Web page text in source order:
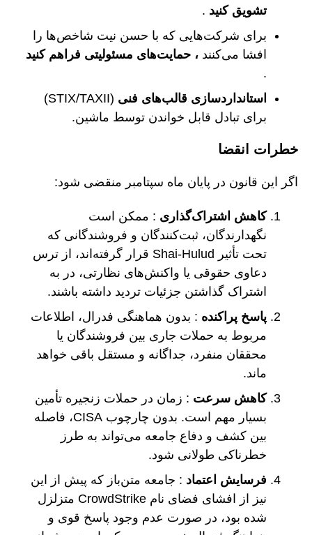
تشویق کنید .
برای شرکت‌هایی که با حسن نیت شاخص‌ها را
افشا می‌کنند ، حمایت‌های مسئولیتی فراهم کنید
.
استانداردسازی قالب‌های فنی
(STIX/TAXII)
برای تبادل قابل خواندن توسط ماشین.
خطرات انقضا
اگر این قانون در پایان ماه سپتامبر منقضی شود:
کاهش اشتراک‌گذاری : ممکن است
نگهدارندگان، ثبت‌کنندگان و فروشندگانی که
تحت تأثیر Shai-Hulud قرار گرفته‌اند، از ترس
دعاوی حقوقی یا واکنش‌های نظارتی، در به
اشتراک گذاشتن جزئیات تردید داشته باشند.
پاسخ پراکنده : بدون هماهنگی فدرال، اطلاعات
مربوط به حملات جاری بین فروشندگان یا
محققان منفرد، جداگانه و مستقل باقی خواهد
ماند.
کاهش سرعت : زمان در حملات زنجیره تأمین
بسیار مهم است. بدون چارچوب CISA، فاصله
بین کشف و دفاع جامعه می‌تواند به طرز
خطرناکی طولانی شود.
فرسایش اعتماد : جامعه متن‌باز که پیش از این
نیز از افشای فضای نام CrowdStrike متزلزل
شده بود، در صورت عدم وجود پاسخ قوی و